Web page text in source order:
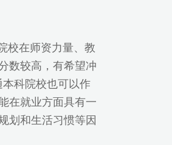
校在师资力量、教
数较高，有希望冲
科院校也可以作
在就业方面具有一
划和生活习惯等因